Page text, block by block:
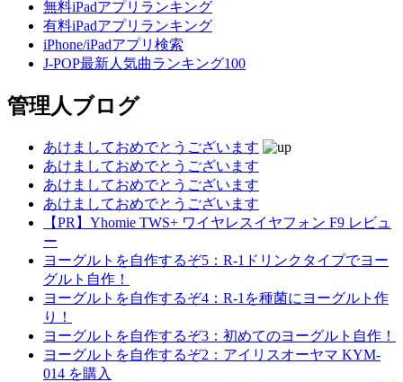
無料iPadアプリランキング
有料iPadアプリランキング
iPhone/iPadアプリ検索
J-POP最新人気曲ランキング100
管理人ブログ
あけましておめでとうございます
あけましておめでとうございます
あけましておめでとうございます
あけましておめでとうございます
【PR】Yhomie TWS+ ワイヤレスイヤフォン F9 レビュ
ー
ヨーグルトを自作するぞ5：R-1ドリンクタイプでヨー
グルト自作！
ヨーグルトを自作するぞ4：R-1を種菌にヨーグルト作
り！
ヨーグルトを自作するぞ3：初めてのヨーグルト自作！
ヨーグルトを自作するぞ2：アイリスオーヤマ KYM-
014 を購入